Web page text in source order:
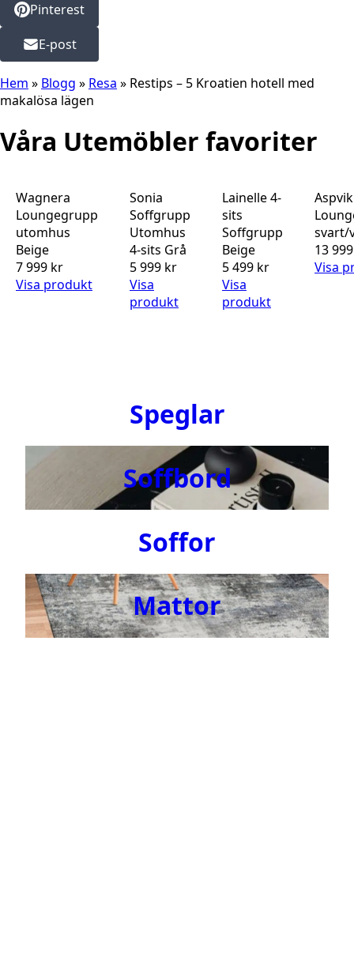
Pinterest
E-post
Hem » Blogg » Resa » Restips – 5 Kroatien hotell med
makalösa lägen
Våra Utemöbler favoriter
Wagnera
Loungegrupp
utomhus
Beige
7 999 kr
Visa produkt
Sonia
Soffgrupp
Utomhus
4-sits Grå
5 999 kr
Visa
produkt
Lainelle 4-
sits
Soffgrupp
Beige
5 499 kr
Visa
produkt
Aspvik
svart/
13
Visa
Speglar
Soffbord
Soffor
Mattor